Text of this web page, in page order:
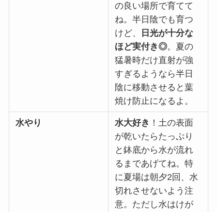
の良い場所で育てて
ね。半日陰でも育つ
けど、
日光が十分な
ほど実付き◎。夏の
猛暑時だけ直射が強
すぎるようなら半日
陰に移動させると葉
焼け防止になるよ。
水やり 水大好き ！土の表面
が乾いたらたっぷり
と鉢底から水が流れ
るまであげてね。特
に夏場は朝夕2回、水
切れさせないよう注
意。ただし水はけが